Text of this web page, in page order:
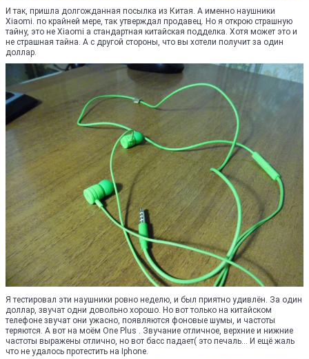
И так, пришла долгожданная посылка из Китая. А именно наушники
Xiaomi. по крайней мере, так утверждал продавец. Но я открою страшную
тайну, это не Xiaomi а стандартная китайская подделка. Хотя может это и
не страшная тайна. А с другой стороны, что вы хотели получит за один
доллар.
Я тестировал эти наушники ровно неделю, и был приятно удивлён. За один
доллар, звучат одни довольно хорошо. Но вот только на китайском
телефоне звучат они ужасно, появляются фоновые шумы, и частоты
теряются. А вот на моём One Plus . Звучание отличное, верхние и нижние
частоты выражены отлично, но вот басс падает( это печаль... И ещё жаль
что не удалось протестить на Iphone.